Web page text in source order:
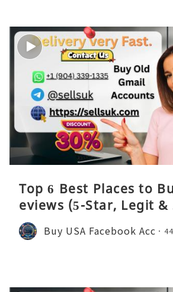
Top 6 Best Places to
eviews (5-Star, Legit
Buy USA Facebook Acc